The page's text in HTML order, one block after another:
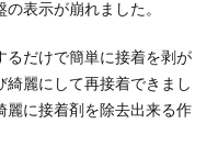
表示が崩れました。
るだけで簡単に接着を剥が
麗にして再接着できまし
麗に接着剤を除去出来る作